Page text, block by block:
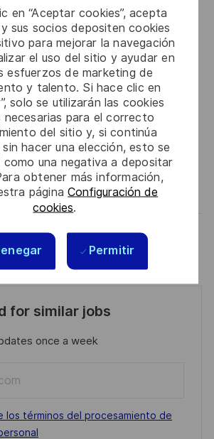
en “Aceptar cookies”, acepta
sus socios depositen cookies
para mejorar la navegación
el uso del sitio y ayudar en
esfuerzos de marketing de
y talento. Si hace clic en
solo se utilizarán las cookies
necesarias para el correcto
del sitio y, si continúa
hacer una elección, esto se
como una negativa a depositar
obtener más información,
páginaConfiguración de
cookies.
Permitir
du secret de la défense
retenue fera l'objet d'une
conformément aux
R.2311-1 et suivants du
et de l’IGI 1300 SGDSN/PSE
Guardar
for similar jobs
once a week
los términos del procesamiento de